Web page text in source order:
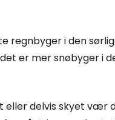
regnbyger i den
er mer snøbyger i
eller delvis skyet vær